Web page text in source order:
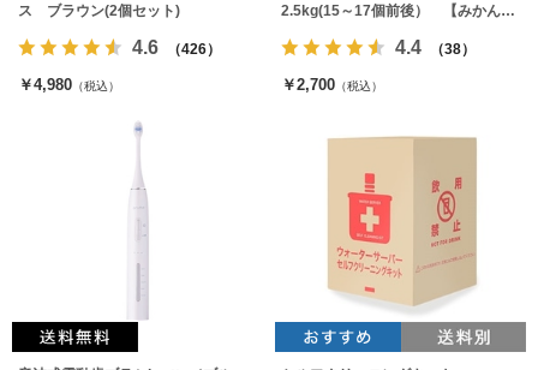
ス ブラウン(2個セット)
4.6 （426）
￥4,980 （税込）
2.5kg(15～17個前後） 【みかんの
4.4 （38）
￥2,700 （税込）